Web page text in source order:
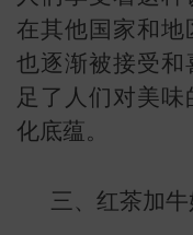
小
在其他国家和
也逐渐被接受
足了人们对美
化底蕴。
三、红茶加